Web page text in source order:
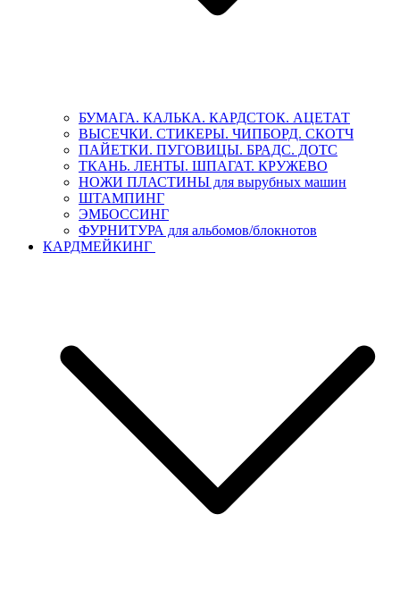
БУМАГА. КАЛЬКА. КАРДСТОК. АЦЕТАТ
ВЫСЕЧКИ. СТИКЕРЫ. ЧИПБОРД. СКОТЧ
ПАЙЕТКИ. ПУГОВИЦЫ. БРАДС. ДОТС
ТКАНЬ. ЛЕНТЫ. ШПАГАТ. КРУЖЕВО
НОЖИ ПЛАСТИНЫ для вырубных машин
ШТАМПИНГ
ЭМБОССИНГ
ФУРНИТУРА для альбомов/блокнотов
КАРДМЕЙКИНГ